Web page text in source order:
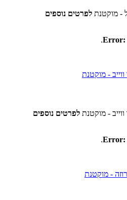
לפרטים נוספים
Error:
לפרטים נוספים
Error: